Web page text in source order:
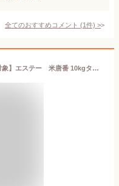
全てのおすすめコメント (1件) >
【夜の市★合算2千円超で送料無料対象】エステー 米唐番 10kgタイプ ( ゼリータイプのお米用防虫剤 ) ( 4901070907229 )